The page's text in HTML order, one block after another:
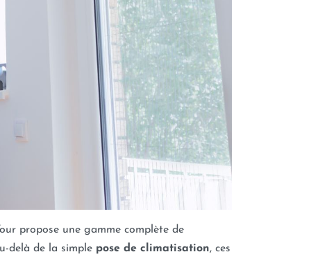
propose une gamme complète de
delà de la simple pose de climatisation, ces